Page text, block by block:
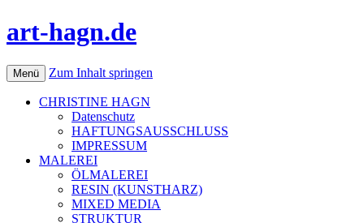
art-hagn.de
Menü Zum Inhalt springen
CHRISTINE HAGN
Datenschutz
HAFTUNGSAUSSCHLUSS
IMPRESSUM
MALEREI
ÖLMALEREI
RESIN (KUNSTHARZ)
MIXED MEDIA
STRUKTUR